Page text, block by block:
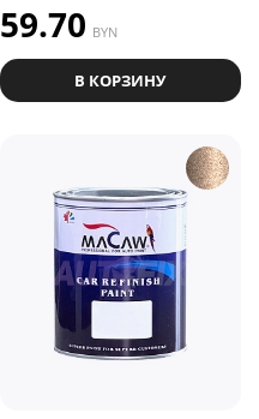
59.70 BYN
В КОРЗИНУ